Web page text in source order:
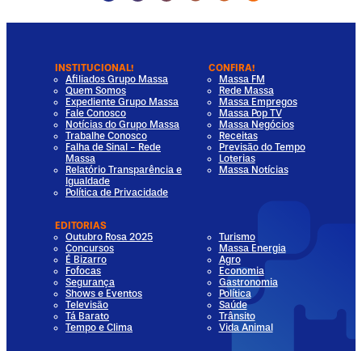
INSTITUCIONAL!
Afiliados Grupo Massa
Quem Somos
Expediente Grupo Massa
Fale Conosco
Notícias do Grupo Massa
Trabalhe Conosco
Falha de Sinal - Rede
Massa
Relatório Transparência e
Igualdade
Política de Privacidade
CONFIRA!
Massa FM
Rede Massa
Massa Empregos
Massa Pop TV
Massa Negócios
Receitas
Previsão do Tempo
Loterias
Massa Notícias
EDITORIAS
Outubro Rosa 2025
Concursos
É Bizarro
Fofocas
Segurança
Shows e Eventos
Televisão
Tá Barato
Tempo e Clima
Turismo
Massa Energia
Agro
Economia
Gastronomia
Política
Saúde
Trânsito
Vida Animal